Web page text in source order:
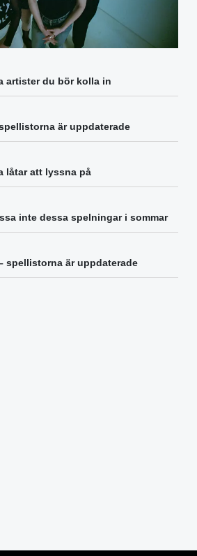
artister du bör kolla in
är uppdaterade
låtar att lyssna på
inte dessa spelningar i sommar
spellistorna är uppdaterade